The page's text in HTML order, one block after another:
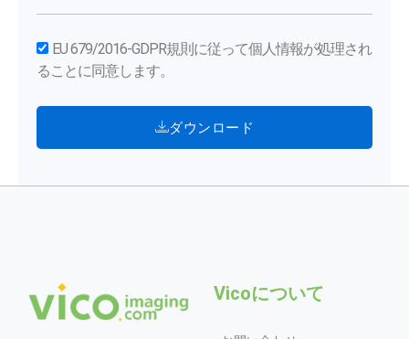
EU 679/2016-GDPR規則に従って個人情報が処理され
ることに同意します。
ダウンロード
Vicoについて